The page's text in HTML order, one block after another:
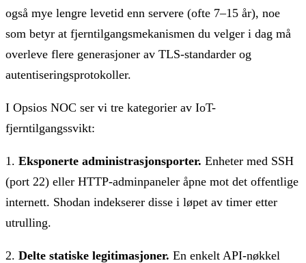
også mye lengre levetid enn servere (ofte 7–15 år), noe
som betyr at fjerntilgangsmekanismen du velger i dag må
overleve flere generasjoner av TLS-standarder og
autentiseringsprotokoller.
I Opsios NOC ser vi tre kategorier av IoT-
fjerntilgangssvikt:
1. Eksponerte administrasjonsporter. Enheter med SSH
(port 22) eller HTTP-adminpaneler åpne mot det offentlige
internett. Shodan indekserer disse i løpet av timer etter
utrulling.
2. Delte statiske legitimasjoner. En enkelt API-nøkkel